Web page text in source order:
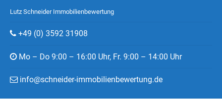
Lutz Schneider Immobilienbewertung
+49 (0) 3592 31908
Mo – Do 9:00 – 16:00 Uhr, Fr. 9:00 – 14:00 Uhr
info@schneider-immobilienbewertung.de